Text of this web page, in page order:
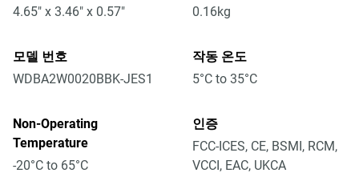
4.65" x 3.46" x 0.57"
0.16kg
모델 번호
WDBA2W0020BBK-JES1
작동 온도
5°C to 35°C
Non-Operating
Temperature
-20°C to 65°C
인증
FCC-ICES, CE, BSMI, RCM,
VCCI, EAC, UKCA